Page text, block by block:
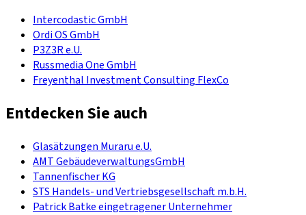
Intercodastic GmbH
Ordi OS GmbH
P3Z3R e.U.
Russmedia One GmbH
Freyenthal Investment Consulting FlexCo
Entdecken Sie auch
Glasätzungen Muraru e.U.
AMT GebäudeverwaltungsGmbH
Tannenfischer KG
STS Handels- und Vertriebsgesellschaft m.b.H.
Patrick Batke eingetragener Unternehmer